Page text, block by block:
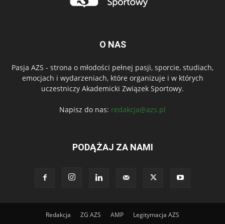
O NAS
Pasja AZS - strona o młodości pełnej pasji, sporcie, studiach,
emocjach i wydarzeniach, które organizuje i w których
uczestniczy Akademicki Związek Sportowy.
Napisz do nas: redakcja@azs.pl
PODĄŻAJ ZA NAMI
Redakcja ZG AZS AMP Legitymacja AZS